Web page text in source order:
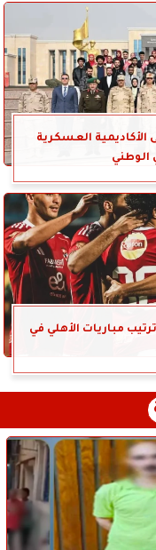
الأكاديمية العسكرية
الوطني
مباريات الأهلي في